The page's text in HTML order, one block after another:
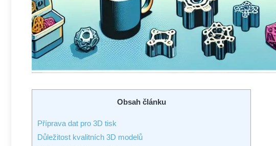
Obsah článku
Příprava dat pro 3D tisk
Důležitost kvalitních 3D modelů